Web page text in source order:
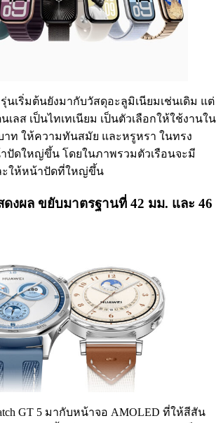
รุ่นเริ่มต้นยังมากับวัสดุอะลูมิเนียมเช่นเดิม แต่
เลส เป็นไทเทเนียม เป็นตัวเลือกให้ใช้งานใน
บาท ให้ความทันสมัย และหรูหรา ในทรง
ปัดใหญ่ขึ้น โดยในภาพรวมตัวเรือนจะมี
ะให้หน้าปัดที่ใหญ่ขึ้น
งผล ขยับมาตรฐานที่ 42 มม. และ 46
GT 5 มากับหน้าจอ AMOLED ที่ให้สีสัน